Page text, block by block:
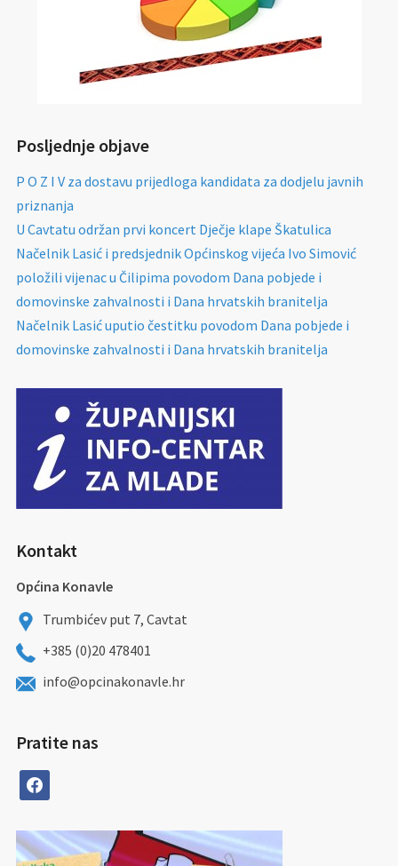
Posljednje objave
P O Z I V za dostavu prijedloga kandidata za dodjelu javnih
priznanja
U Cavtatu održan prvi koncert Dječje klape Škatulica
Načelnik Lasić i predsjednik Općinskog vijeća Ivo Simović
položili vijenac u Čilipima povodom Dana pobjede i
domovinske zahvalnosti i Dana hrvatskih branitelja
Načelnik Lasić uputio čestitku povodom Dana pobjede i
domovinske zahvalnosti i Dana hrvatskih branitelja
Kontakt
Općina Konavle
Trumbićev put 7, Cavtat
+385 (0)20 478401
info@opcinakonavle.hr
Pratite nas
facebook